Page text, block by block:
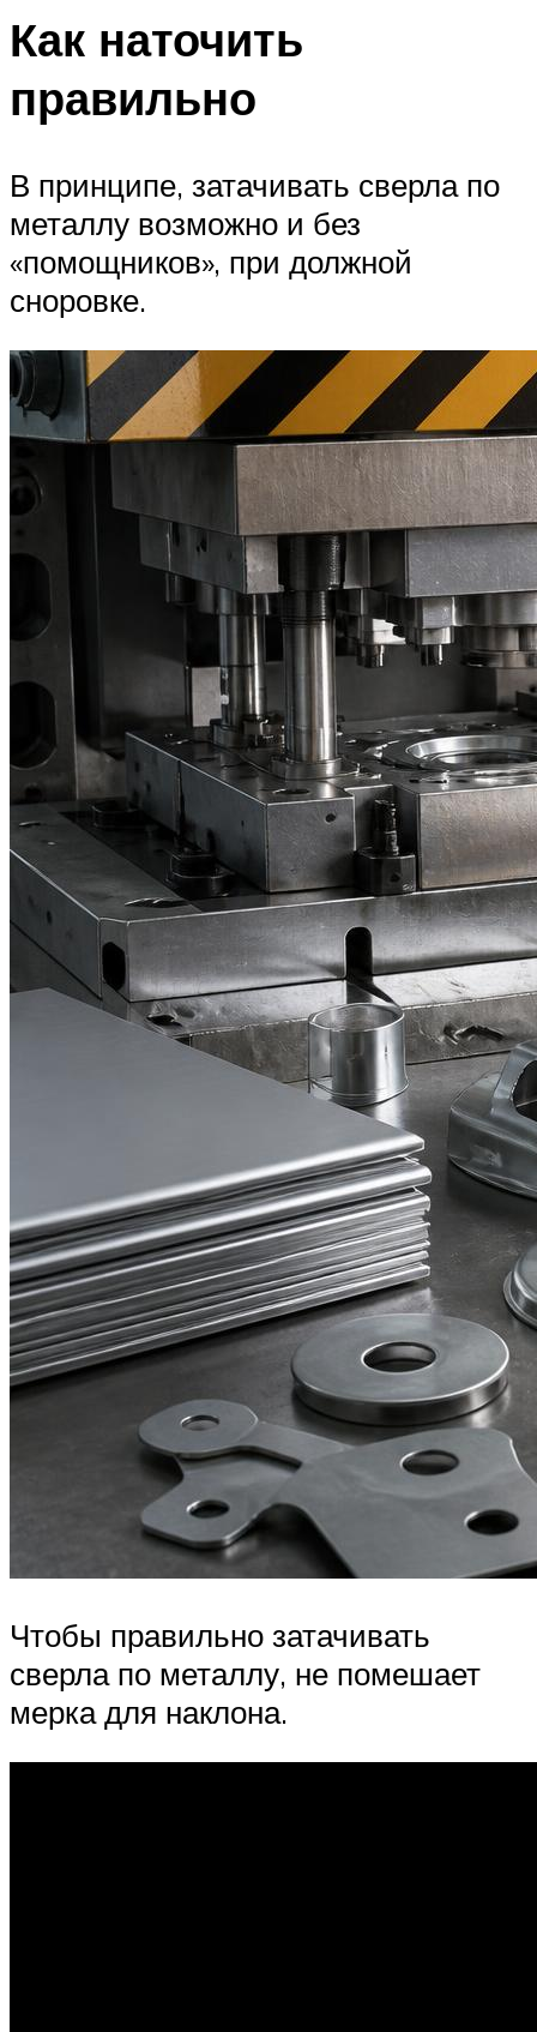
Как наточить
правильно
В принципе, затачивать сверла по
металлу возможно и без
«помощников», при должной
сноровке.
Чтобы правильно затачивать
сверла по металлу, не помешает
мерка для наклона.